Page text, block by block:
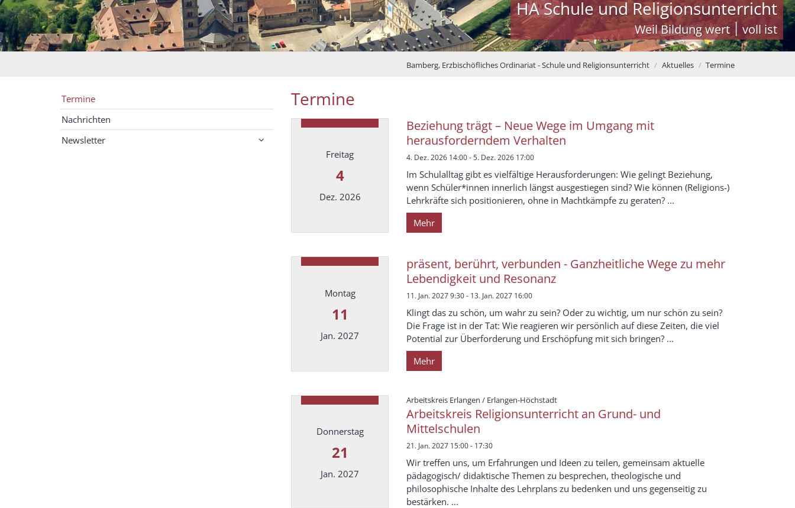
HA Schule und Religionsunterricht
Weil Bildung wert ׀ voll ist
Bamberg, Erzbischöfliches Ordinariat - Schule und Religionsunterricht Aktuelles Termine
Termine
Freitag
4
Dez. 2026
Beziehung trägt – Neue Wege im Umgang mit
herausforderndem Verhalten
4. Dez. 2026 14:00 - 5. Dez. 2026 17:00
Im Schulalltag gibt es vielfältige Herausforderungen: Wie gelingt Beziehung,
wenn Schüler*innen innerlich längst ausgestiegen sind? Wie können (Religions-)
Lehrkräfte sich positionieren, ohne in Machtkämpfe zu geraten? ...
Mehr
Montag
11
Jan. 2027
präsent, berührt, verbunden - Ganzheitliche Wege zu mehr
Lebendigkeit und Resonanz
11. Jan. 2027 9:30 - 13. Jan. 2027 16:00
Klingt das zu schön, um wahr zu sein? Oder zu wichtig, um nur schön zu sein?
Die Frage ist in der Tat: Wie reagieren wir persönlich auf diese Zeiten, die viel
Potential zur Überforderung und Erschöpfung mit sich bringen? ...
Mehr
Donnerstag
21
Jan. 2027
Arbeitskreis Erlangen / Erlangen-Höchstadt:
Arbeitskreis Religionsunterricht an Grund- und
Mittelschulen
21. Jan. 2027 15:00 - 17:30
Wir treffen uns, um Erfahrungen und Ideen zu teilen, gemeinsam aktuelle
pädagogisch/ didaktische Themen zu besprechen, theologische und
philosophische Inhalte des Lehrplans zu bedenken und uns gegenseitig zu
bestärken. ...
Termine
Nachrichten
Newsletter